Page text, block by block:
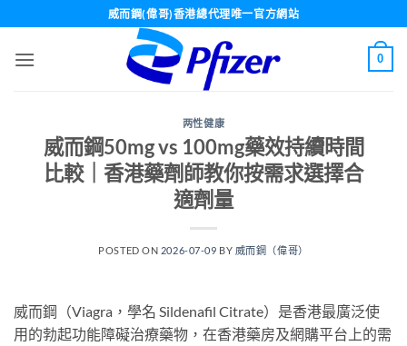
to
content
威而鋼(偉哥)香港總代理唯一官方網站
0
两性健康
威而鋼50mg vs 100mg藥效持續時間
比較｜香港藥劑師教你按需求選擇合
適劑量
POSTED ON 2026-07-09 BY 威而鋼（偉哥）
威而鋼（Viagra，學名 Sildenafil Citrate）是香港最廣泛使
用的勃起功能障礙治療藥物，在香港藥房及網購平台上的需